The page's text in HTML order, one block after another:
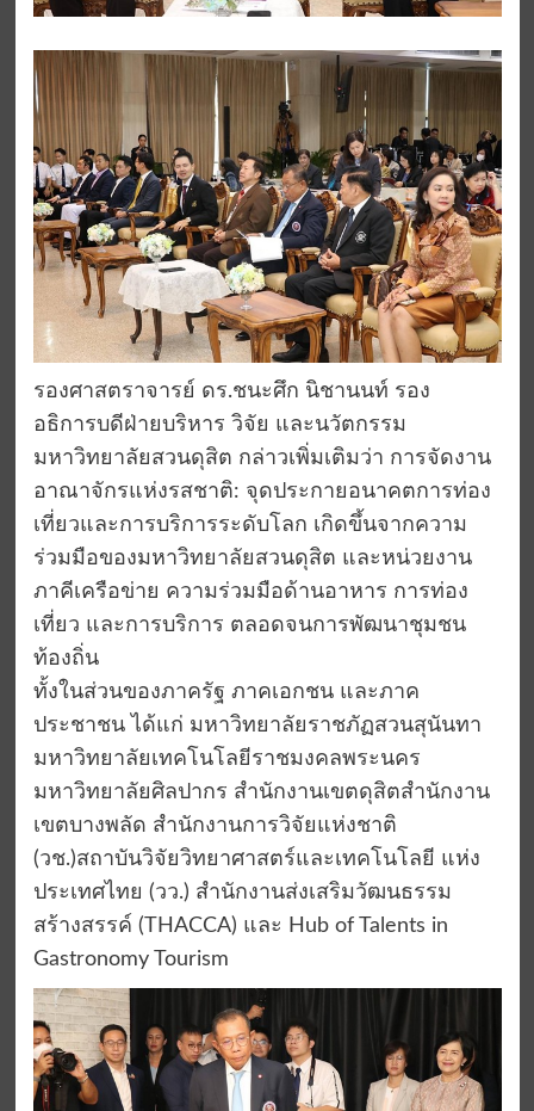
รองศาสตราจารย์ ดร.ชนะศึก นิชานนท์ รอง
อธิการบดีฝ่ายบริหาร วิจัย และนวัตกรรม
มหาวิทยาลัยสวนดุสิต กล่าวเพิ่มเติมว่า การจัดงาน
อาณาจักรแห่งรสชาติ: จุดประกายอนาคตการท่อง
เที่ยวและการบริการระดับโลก เกิดขึ้นจากความ
ร่วมมือของมหาวิทยาลัยสวนดุสิต และหน่วยงาน
ภาคีเครือข่าย ความร่วมมือด้านอาหาร การท่อง
เที่ยว และการบริการ ตลอดจนการพัฒนาชุมชน
ท้องถิ่น
ทั้งในส่วนของภาครัฐ ภาคเอกชน และภาค
ประชาชน ได้แก่ มหาวิทยาลัยราชภัฏสวนสุนันทา
มหาวิทยาลัยเทคโนโลยีราชมงคลพระนคร
มหาวิทยาลัยศิลปากร สำนักงานเขตดุสิตสำนักงาน
เขตบางพลัด สำนักงานการวิจัยแห่งชาติ
(วช.)สถาบันวิจัยวิทยาศาสตร์และเทคโนโลยี แห่ง
ประเทศไทย (วว.) สำนักงานส่งเสริมวัฒนธรรม
สร้างสรรค์ (THACCA) และ Hub of Talents in
Gastronomy Tourism